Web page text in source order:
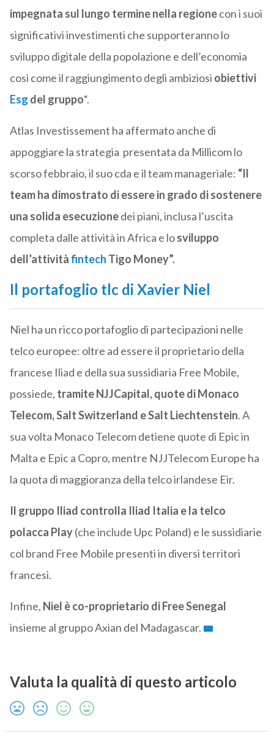
impegnata sul lungo termine nella regionecon i suoi
significativi investimenti che supporteranno lo
sviluppo digitale della popolazione e dell’economia
così come il raggiungimento degli ambiziosi obiettivi
Esg del gruppo“.
Atlas Investissement ha affermato anche di
appoggiare la strategia presentata da Millicom lo
scorso febbraio, il suo cda e il team manageriale: “Il
team ha dimostrato di essere in grado di sostenere
una solida esecuzionedei piani, inclusa l’uscita
completa dalle attività in Africa e losviluppo
dell’attivitàfintech Tigo Money”.
Il portafoglio tlc di Xavier Niel
Niel ha un ricco portafoglio di partecipazioni nelle
telco europee: oltre ad essere il proprietario della
francese Iliad e della sua sussidiaria Free Mobile,
possiede, tramiteNJJCapital, quote di Monaco
Telecom, Salt Switzerland e Salt Liechtenstein. A
sua volta Monaco Telecom detiene quote di Epic in
Malta e Epic a Copro, mentre NJJTelecom Europe ha
la quota di maggioranza della telco irlandese Eir.
Il gruppo Iliad controlla Iliad Italia e la telco
polacca Play(che include UpcPoland) e le sussidiarie
col brand Free Mobile presenti in diversi territori
francesi.
Infine, Niel è co-proprietario di Free Senegal
insieme al gruppo Axian del Madagascar.
Valuta la qualità di questo articolo